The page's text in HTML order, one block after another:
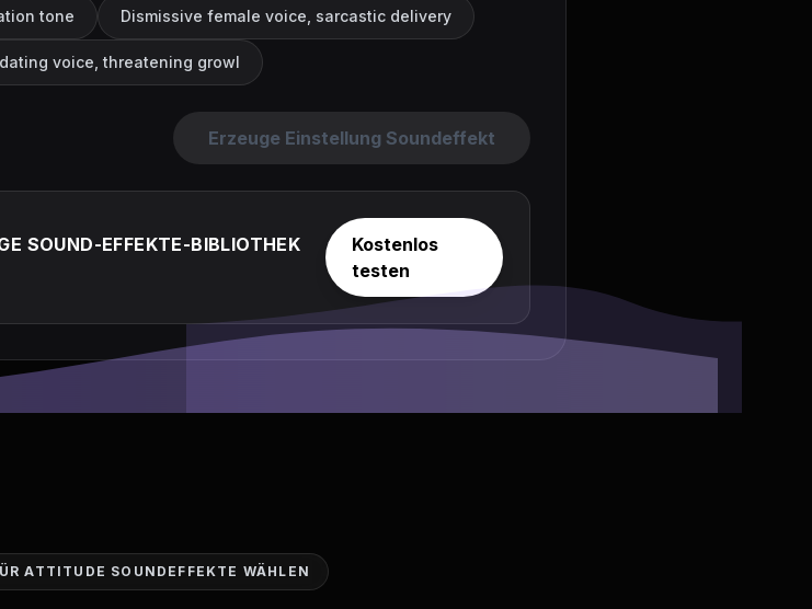
tone Dismissive female voice, sarcastic delivery
voice, threatening growl
Erzeuge Einstellung Soundeffekt
SOUND-EFFEKTE-BIBLIOTHEK
Kostenlos
testen
ATTITUDE SOUNDEFFEKTE WÄHLEN